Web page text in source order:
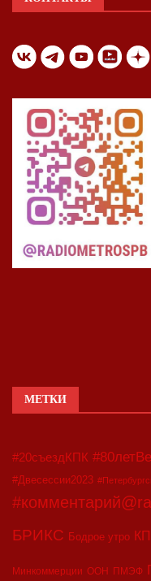
МЕТКИ
#20съездКПК
#Двесессии2023
БРИКС Бодрое утро
Минкоммерции ООН ПМЭФ